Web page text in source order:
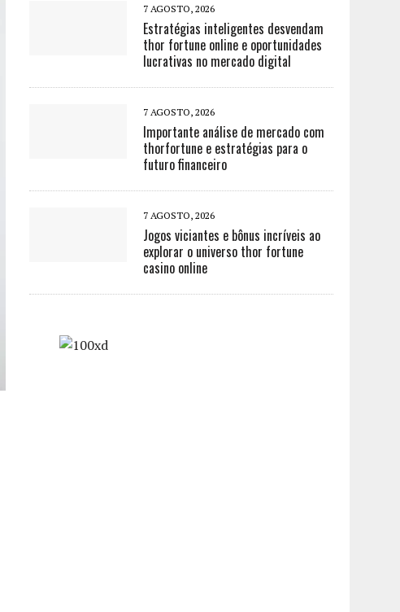
7 AGOSTO, 2026
Estratégias inteligentes desvendam
thor fortune online e oportunidades
lucrativas no mercado digital
7 AGOSTO, 2026
Importante análise de mercado com
thorfortune e estratégias para o
futuro financeiro
7 AGOSTO, 2026
Jogos viciantes e bônus incríveis ao
explorar o universo thor fortune
casino online